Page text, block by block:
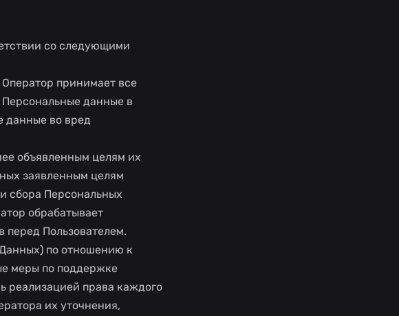
со следующими
принимает все
данные в
данные во вред
объявленным целям их
заявленным целям
сбора Персональных
обрабатывает
перед Пользователем.
по отношению к
меры по поддержке
реализацией права каждого
их уточнения,